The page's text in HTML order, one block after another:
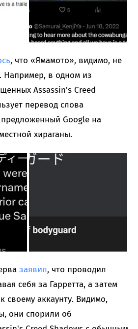
, что «Ямамото», видимо, не
Например, в одном из
Assassin's Creed
перевод слова
предложенный Google на
хираганы.
заявил, что проводил
себя за Гарретта, а затем
своему аккаунту. Видимо,
они спорили об